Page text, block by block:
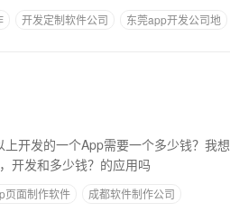
开发定制软件公司
东莞app开发公司地
开发的一个App需要一个多少钱？我想
开发和多少钱？的应用吗
页面制作软件
成都软件制作公司